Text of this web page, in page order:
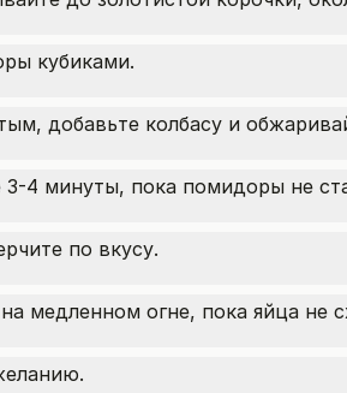
кубиками.
добавьте колбасу и
4 минуты, пока помидоры не
по вкусу.
медленном огне, пока яйца не